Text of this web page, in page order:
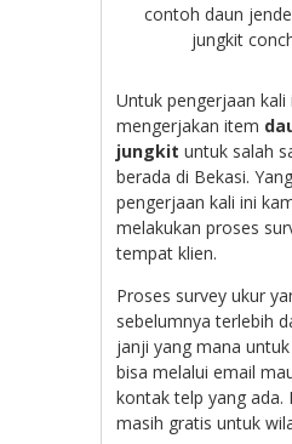
contoh daun
jungkit
Untuk pengerjaan kali
mengerjakan item
jungkit untuk salah
berada di Bekasi.
pengerjaan kali ini
melakukan proses
tempat klien.
Proses survey ukur
sebelumnya terlebih
janji yang mana
bisa melalui email
kontak telp yang ada.
masih gratis untuk